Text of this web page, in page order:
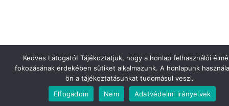
Kedves Látogató! Tájékoztatjuk, hogy a honlap felhasználói
fokozásának érdekében sütiket alkalmazunk. A honlapunk
ön a tájékoztatásunkat tudomásul veszi.
Elfogadom
Nem Adatvédelmi irányelvek